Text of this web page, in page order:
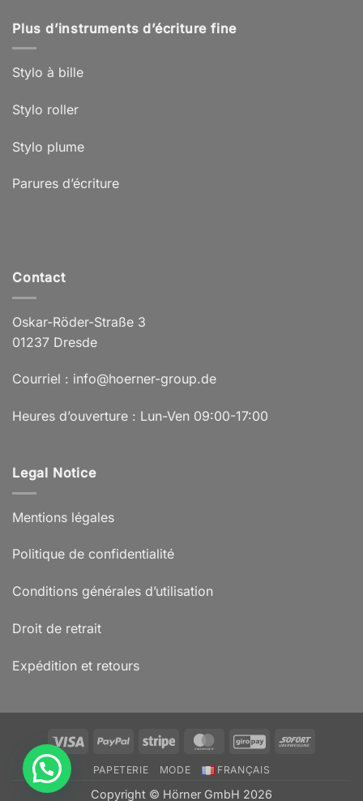
Plus d’instruments d’écriture fine
Stylo à bille
Stylo roller
Stylo plume
Parures d’écriture
Contact
Oskar-Röder-Straße 3
01237 Dresde
Courriel : info@hoerner-group.de
Heures d’ouverture : Lun-Ven 09:00-17:00
Legal Notice
Mentions légales
Politique de confidentialité
Conditions générales d’utilisation
Droit de retrait
Expédition et retours
Visa PayPal Stripe MasterCardGiroPaySofort
PAPETERIE MODE FRANÇAIS
Copyright © Hörner GmbH 2026